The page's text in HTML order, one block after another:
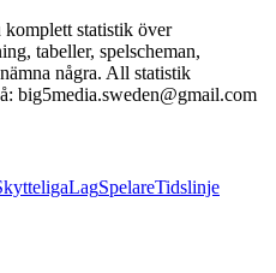
statistik över
tabeller, spelscheman,
några. All statistik
big5media.sweden@gmail.com
LagSpelareTidslinje